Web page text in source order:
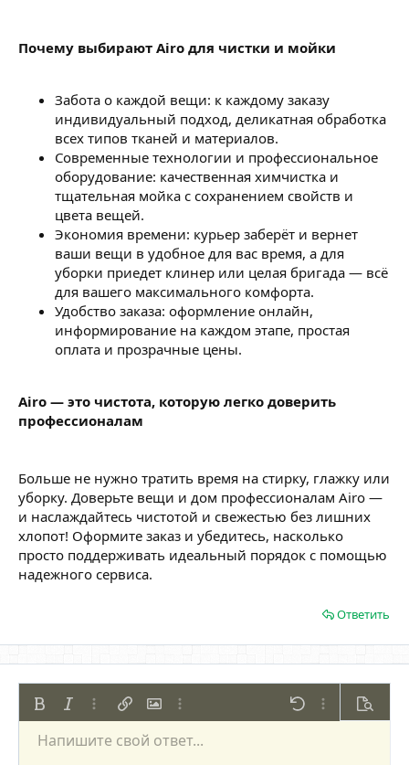
Почему выбирают Airo для чистки и мойки
Забота о каждой вещи: к каждому заказу
индивидуальный подход, деликатная обработка
всех типов тканей и материалов.
Современные технологии и профессиональное
оборудование: качественная химчистка и
тщательная мойка с сохранением свойств и
цвета вещей.
Экономия времени: курьер заберёт и вернет
ваши вещи в удобное для вас время, а для
уборки приедет клинер или целая бригада — всё
для вашего максимального комфорта.
Удобство заказа: оформление онлайн,
информирование на каждом этапе, простая
оплата и прозрачные цены.
Airo — это чистота, которую легко доверить
профессионалам
Больше не нужно тратить время на стирку, глажку или
уборку. Доверьте вещи и дом профессионалам Airo —
и наслаждайтесь чистотой и свежестью без лишних
хлопот! Оформите заказ и убедитесь, насколько
просто поддерживать идеальный порядок с помощью
надежного сервиса.
Ответить
ЖирныйКурсивДополнительно...
Вставить ссылку
Вставить изображение
Дополнительно... Отменить
Размер шрифта
9
Цвет текста
Шрифт Arial
СписокВыравнивание
Формат параграфа
СмайлыЦитатаМедиаВставить таблицу
Вставить горизонтальную линию
Спойлер
Повторить
Переключить режим работы редактора
Удалить форматирование
ЧерновикиСохранить черновик
Напишите свой ответ...